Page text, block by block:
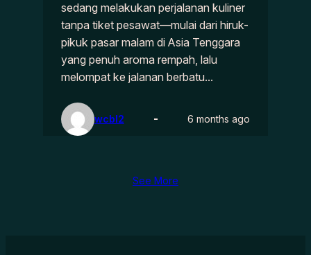
sedang melakukan perjalanan kuliner
tanpa tiket pesawat—mulai dari hiruk-
pikuk pasar malam di Asia Tenggara
yang penuh aroma rempah, lalu
melompat ke jalanan berbatu…
wcbl2 6 months ago
See More